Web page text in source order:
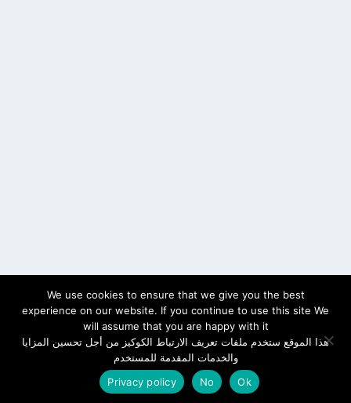
سياسة الخصوصية Cookies اتصل بنا
We use cookies to ensure that we give you the best
experience on our website. If you continue to use this site We
will assume that you are happy with it
هذا الموقع ستخدم ملفات تعريف الارتباط الكوكيز من أجل تحسين المزايا
والخدمات المقدمة للمستخدم
Ok
No
Privacy policy